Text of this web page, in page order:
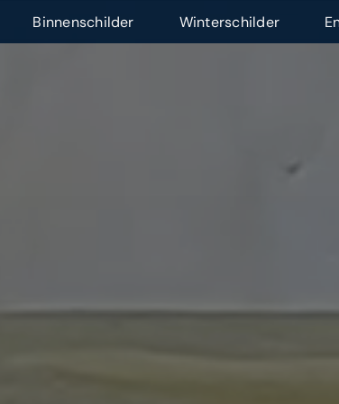
Binnenschilder Winterschilder